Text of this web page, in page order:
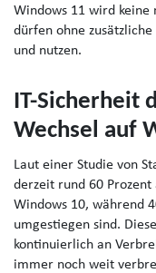
Windows 11 wird keine
dürfen ohne
und nutzen.
IT-Sicherheit
Wechsel auf
Laut einer Studie von
derzeit rund 60
Windows 10, während
umgestiegen sind.
kontinuierlich an
immer noch weit